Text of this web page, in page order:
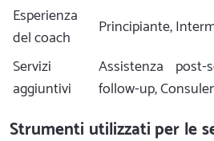
Esperienza
del coach
Principiante,
Servizi
aggiuntivi
Assistenza post-
follow-up,
Strumenti utilizzati per le